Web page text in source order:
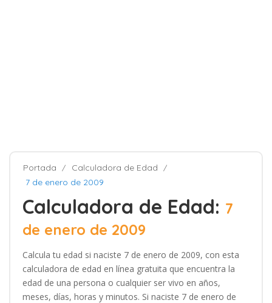
Portada
Calculadora de Edad
7 de enero de 2009
Calculadora de Edad: 7
de enero de 2009
Calcula tu edad si naciste 7 de enero de 2009, con esta
calculadora de edad en línea gratuita que encuentra la
edad de una persona o cualquier ser vivo en años,
meses, días, horas y minutos. Si naciste 7 de enero de